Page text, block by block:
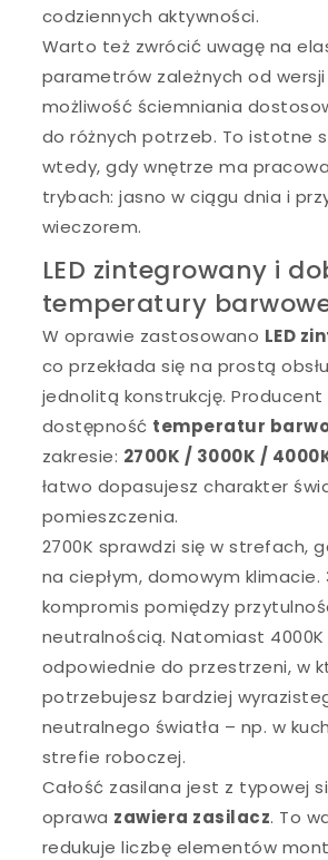
codziennych aktywności.
Warto też zwrócić uwagę na
parametrów zależnych od
możliwość ściemniania
do różnych potrzeb. To istotne
wtedy, gdy wnętrze ma
trybach: jasno w ciągu dnia i
wieczorem.
LED zintegrowany i
temperatury
W oprawie zastosowano LED
co przekłada się na prostą
jednolitą konstrukcję. Producent
dostępność temperatur
zakresie: 2700K / 3000K /
łatwo dopasujesz charakter
pomieszczenia.
2700K sprawdzi się w strefach,
na ciepłym, domowym klimacie.
kompromis pomiędzy
neutralnością. Natomiast
odpowiednie do przestrzeni, w
potrzebujesz bardziej
neutralnego światła – np. w
strefie roboczej.
Całość zasilana jest z typowej
oprawa zawiera zasilacz. To
redukuje liczbę elementów